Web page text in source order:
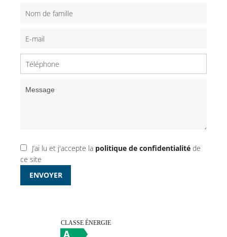
J’ai lu et j'accepte la politique de confidentialité de
ce site
ENVOYER